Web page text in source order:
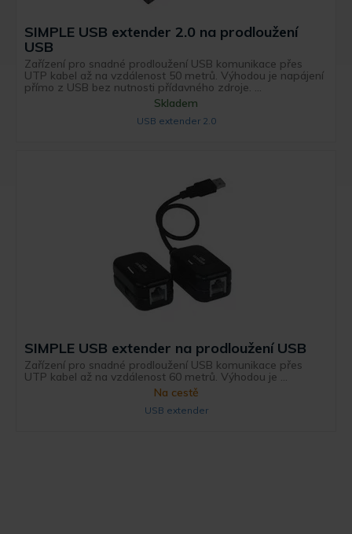
SIMPLE USB extender 2.0 na prodloužení
USB
Zařízení pro snadné prodloužení USB komunikace přes
UTP kabel až na vzdálenost 50 metrů. Výhodou je napájení
přímo z USB bez nutnosti přídavného zdroje. ...
Skladem
USB extender 2.0
SIMPLE USB extender na prodloužení USB
Zařízení pro snadné prodloužení USB komunikace přes
UTP kabel až na vzdálenost 60 metrů. Výhodou je ...
Na cestě
USB extender